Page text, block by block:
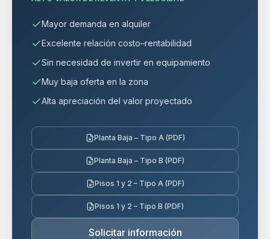
Mayor demanda en alquiler
Excelente relación costo–rentabilidad
Sin necesidad de invertir en equipamiento
Muy baja oferta en la zona
Alta apreciación del valor proyectado
Planta Baja – Tipo A (PDF)
Planta Baja – Tipo B (PDF)
Pisos 1 y 2 – Tipo A (PDF)
Pisos 1 y 2 – Tipo B (PDF)
Solicitar información